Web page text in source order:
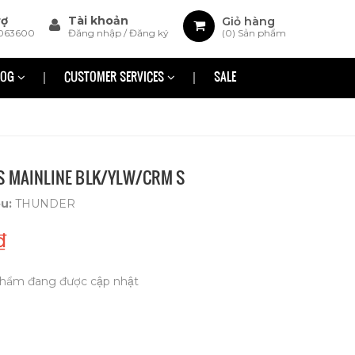
Giỏ hàng
(0) Sản phẩm
Tài khoản
Đăng nhập /Đăng ký
CUSTOMER SERVICES SALE
MAINLINE BLK/YLW/CRM S
THUNDER
đang được cập nhật